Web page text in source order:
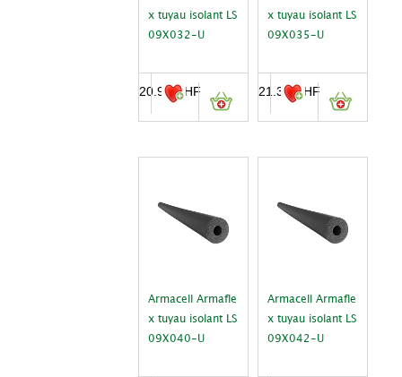
x tuyau isolant LS
09X032-U
20.95CHF
x tuyau isolant LS
09X035-U
21.30CHF
Armacell Armafle
x tuyau isolant LS
09X040-U
Armacell Armafle
x tuyau isolant LS
09X042-U